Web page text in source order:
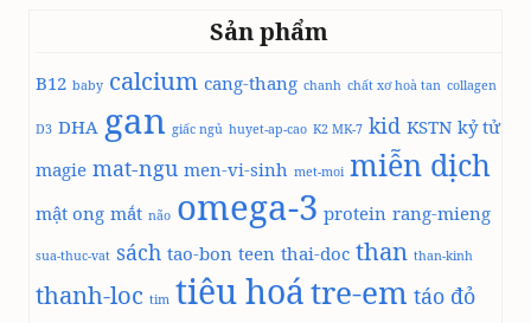
Sản phẩm
B12 baby calcium cang-thang chanh chất xơ hoà tan collagen
D3 DHA gan giấc ngủ huyet-ap-cao K2 MK-7 kid KSTN kỷ tử
magie mat-ngu men-vi-sinh met-moi miễn dịch
mật ong mắt não omega-3 protein rang-mieng
sua-thuc-vat sách tao-bon teen thai-doc than than-kinh
thanh-loc tim tiêu hoátre-em táo đỏ